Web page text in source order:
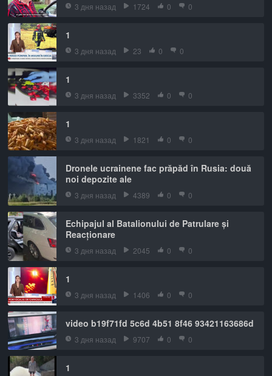
3 дня назад 1724 0 0
1
3 дня назад 23 0 0
1
3 дня назад 3352 0 0
1
3 дня назад 1821 0 0
Dronele ucrainene fac prăpăd în Rusia: două
noi depozite ale
3 дня назад 4389 0 0
Echipajul al Batalionului de Patrulare și
Reacționare
3 дня назад 2045 0 0
1
3 дня назад 1406 0 0
video b19f71fd 5c6d 4b51 8f46 93421163686d
3 дня назад 9707 0 0
1